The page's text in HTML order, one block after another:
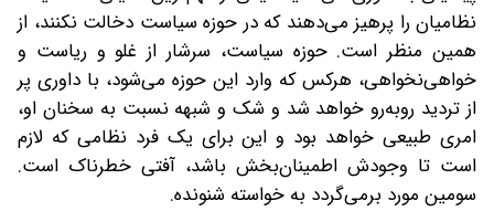
نظامیان را پرهیز می‌دهند که در حوزه سیاست دخالت نکنند، از
همین منظر است. حوزه سیاست، سرشار از غلو و ریا‌ست و
خواهی‌نخواهی، هر‌کس که وارد این حوزه می‌شود، با داوری پر
از تردید روبه‌رو خواهد شد و شک و شبهه نسبت به سخنان او،
امری طبیعی خواهد بود و این برای یک فرد نظامی که لازم
است تا وجودش اطمینان‌بخش باشد، آفتی خطرناک است.
سومین مورد بر‌می‌گردد به خواسته شنونده.